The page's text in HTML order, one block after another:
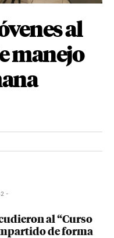
al
manejo
-
al “Curso
de forma